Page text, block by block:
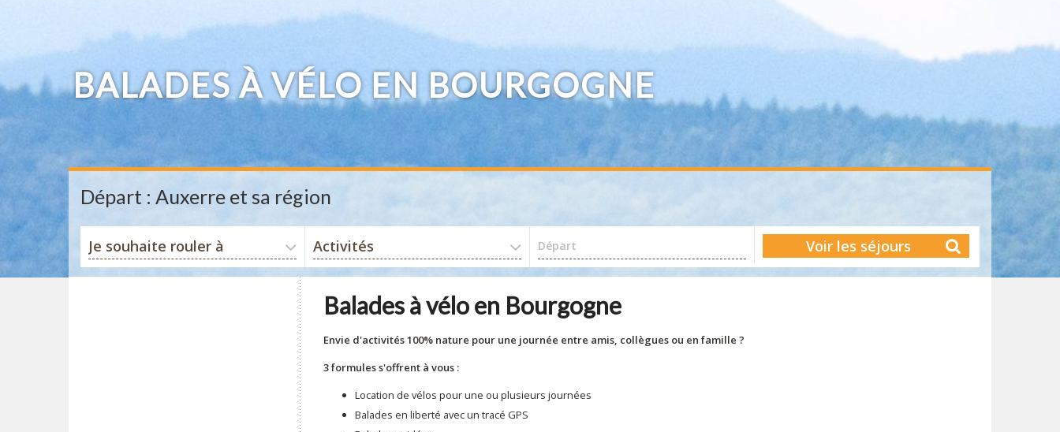
BALADES À VÉLO EN BOURGOGNE
Départ : Auxerre et sa région
Je souhaite rouler à Activités Départ Voir les séjours
Balades à vélo en Bourgogne
Envie d'activités 100% nature pour une journée entre amis, collègues ou en famille ?
3 formules s'offrent à vous :
Location de vélos pour une ou plusieurs journées
Balades en liberté avec un tracé GPS